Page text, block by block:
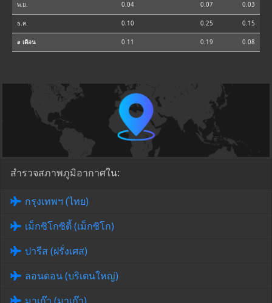
พ.ย. 0.04 0.07 0.03
ธ.ค. 0.10 0.25 0.15
⌀ เดือน 0.11 0.19 0.08
สำรวจสภาพภูมิอากาศใน:
กรุงเทพฯ (ไทย)
เม็กซิโกซิตี้ (เม็กซิโก)
ปารีส (ฝรั่งเศส)
ลอนดอน (บริเตนใหญ่)